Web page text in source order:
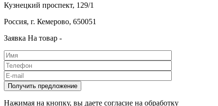
Кузнецкий проспект, 129/1
Россия, г. Кемерово, 650051
Заявка На товар -
Нажимая на кнопку, вы даете согласие на обработку